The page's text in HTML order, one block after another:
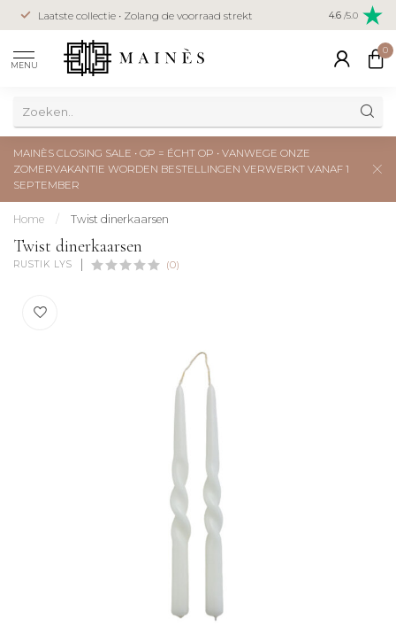
Laatste collectie • Zolang de voorraad strekt Veilig
creditcard
4.6 /5.0
MENU
0
MAINÈS CLOSING SALE • OP = ÉCHT OP • VANWEGE ONZE
ZOMERVAKANTIE WORDEN BESTELLINGEN VERWERKT VANAF 1
SEPTEMBER
Home / Twist dinerkaarsen
Twist dinerkaarsen
RUSTIK LYS (0)